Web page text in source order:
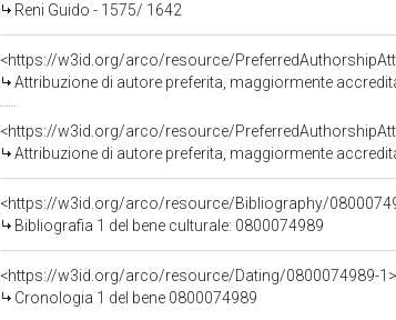
Reni Guido - 1575/ 1642
<https://w3id.org/arco/resource/
Attribuzione di autore preferita, maggiormente
<https://w3id.org/arco/resource/
Attribuzione di autore preferita, maggiormente
<https://w3id.org/arco/resource/Bibliography/
Bibliografia 1 del bene culturale: 0800074989
<https://w3id.org/arco/resource/Dating/0800074989-1>
Cronologia 1 del bene 0800074989